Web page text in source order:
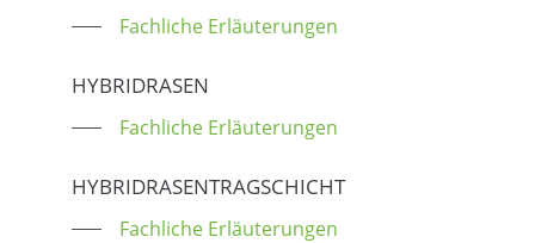
Fachliche Erläuterungen
HYBRIDRASEN
Fachliche Erläuterungen
HYBRIDRASENTRAGSCHICHT
Fachliche Erläuterungen